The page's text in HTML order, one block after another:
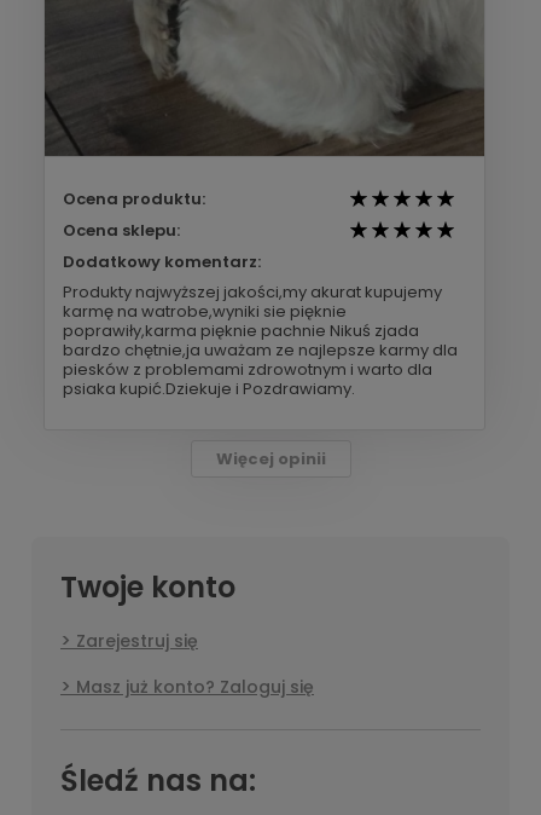
Ocena produktu:
Ocena sklepu:
Dodatkowy komentarz:
Produkty najwyższej jakości,my akurat kupujemy
karmę na watrobe,wyniki sie pięknie
poprawiły,karma pięknie pachnie Nikuś zjada
bardzo chętnie,ja uważam ze najlepsze karmy dla
piesków z problemami zdrowotnym i warto dla
psiaka kupić.Dziekuje i Pozdrawiamy.
Więcej opinii
Twoje konto
Zarejestruj się
Masz już konto? Zaloguj się
Śledź nas na: